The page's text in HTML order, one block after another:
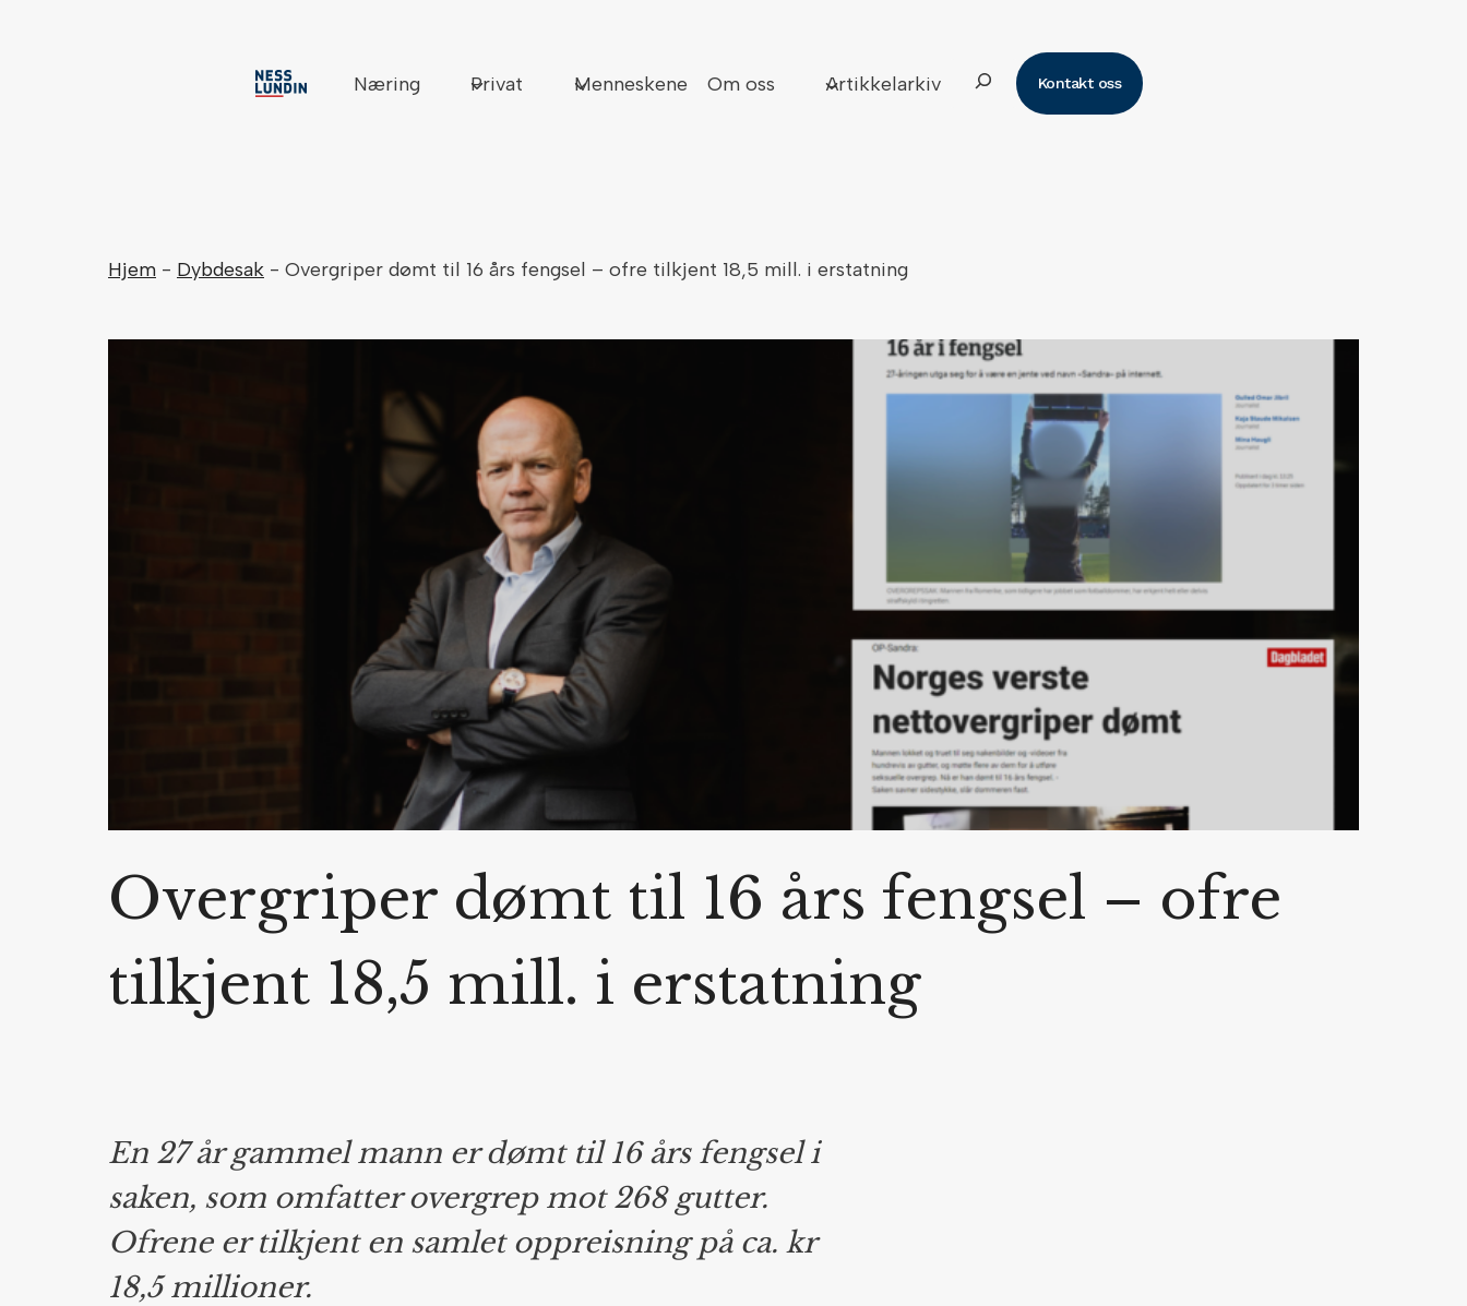
Næring Privat Menneskene Om oss Artikkelarkiv Søk Kontakt oss
Hjem - Dybdesak - Overgriper dømt til 16 års fengsel – ofre tilkjent 18,5 mill. i erstatning
Overgriper dømt til 16 års fengsel – ofre
tilkjent 18,5 mill. i erstatning
En 27 år gammel mann er dømt til 16 års fengsel i
saken, som omfatter overgrep mot 268 gutter.
Ofrene er tilkjent en samlet oppreisning på ca. kr
18,5 millioner.